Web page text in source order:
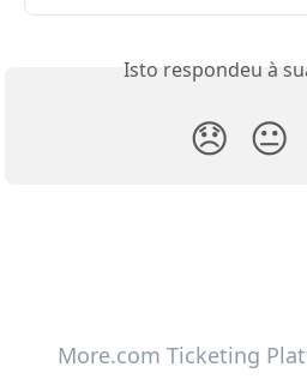
Isto respondeu à
😞 😐
More.com Ticketing